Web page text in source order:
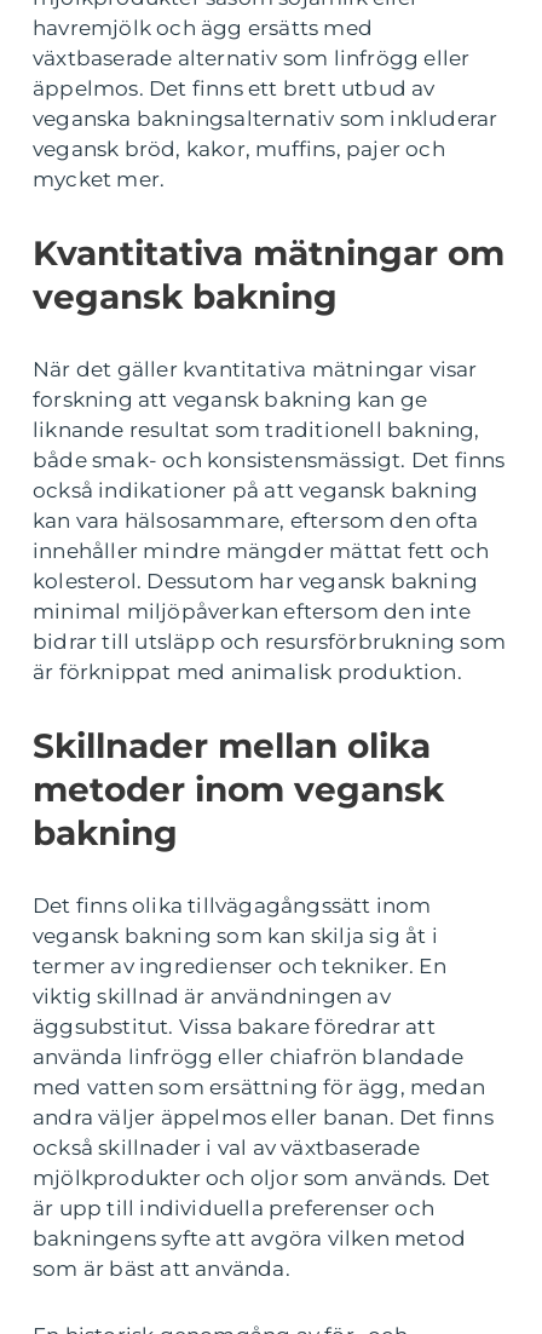
havremjölk och ägg ersätts med
växtbaserade alternativ som linfrögg eller
äppelmos. Det finns ett brett utbud av
veganska bakningsalternativ som inkluderar
vegansk bröd, kakor, muffins, pajer och
mycket mer.
Kvantitativa mätningar om
vegansk bakning
När det gäller kvantitativa mätningar visar
forskning att vegansk bakning kan ge
liknande resultat som traditionell bakning,
både smak- och konsistensmässigt. Det finns
också indikationer på att vegansk bakning
kan vara hälsosammare, eftersom den ofta
innehåller mindre mängder mättat fett och
kolesterol. Dessutom har vegansk bakning
minimal miljöpåverkan eftersom den inte
bidrar till utsläpp och resursförbrukning som
är förknippat med animalisk produktion.
Skillnader mellan olika
metoder inom vegansk
bakning
Det finns olika tillvägagångssätt inom
vegansk bakning som kan skilja sig åt i
termer av ingredienser och tekniker. En
viktig skillnad är användningen av
äggsubstitut. Vissa bakare föredrar att
använda linfrögg eller chiafrön blandade
med vatten som ersättning för ägg, medan
andra väljer äppelmos eller banan. Det finns
också skillnader i val av växtbaserade
mjölkprodukter och oljor som används. Det
är upp till individuella preferenser och
bakningens syfte att avgöra vilken metod
som är bäst att använda.